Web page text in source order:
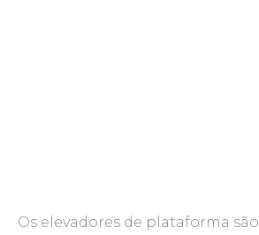
Os elevadores de plataforma são